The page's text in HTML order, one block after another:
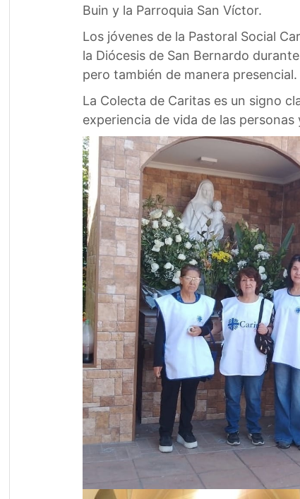
Buin y la Parroquia San Víctor.
Los jóvenes de la Pastoral Social
la Diócesis de San Bernardo
pero también de manera presencial.
La Colecta de Caritas es un signo
experiencia de vida de las